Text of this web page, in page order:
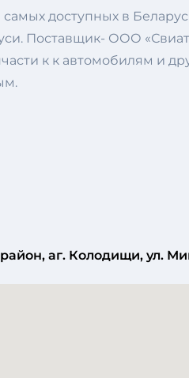
доступных в
Поставщик- ООО
к к автомобилям и
аг. Колодищи, ул.